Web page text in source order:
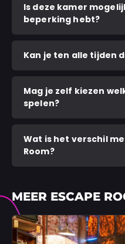
Is deze kamer
beperking hebt?
Kan je ten alle tijden
Mag je zelf kiezen
spelen?
Wat is het verschil
Room?
MEER ESCAPE